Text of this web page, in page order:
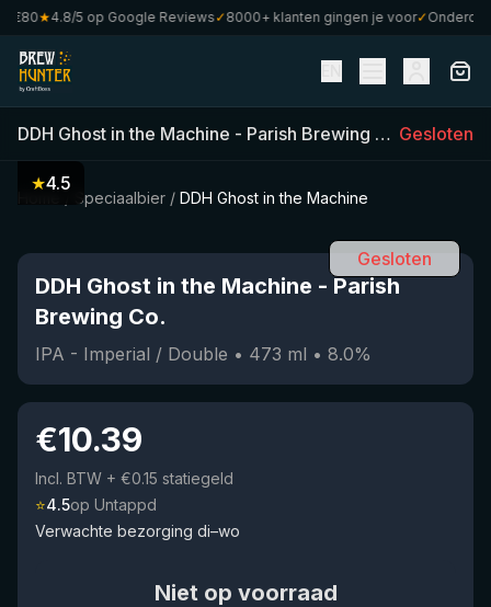
★4.8/5 op Google Reviews✓8000+ klanten gingen je voor✓Onderdeel
DDH Ghost in the Machine - Parish Brewing Co. (473ml)
Gesloten
Speciaalbier / DDH Ghost in the Machine
★4.5
Gesloten
DDH Ghost in the Machine - Parish
Brewing Co.
IPA - Imperial / Double • 473 ml • 8.0%
€10.39
Incl. BTW + €0.15 statiegeld
⭐4.5op Untappd
Verwachte bezorging di–wo
Niet op voorraad